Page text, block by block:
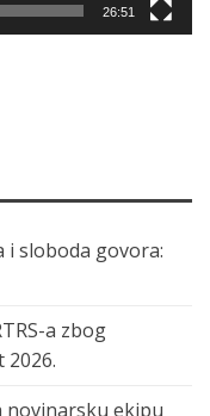
26:51
i sloboda govora:
a zbog
2026.
novinarsku ekipu